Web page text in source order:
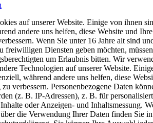
auf unserer Website. Einige von ihnen
andere uns helfen, diese Website und Ihre
Wenn Sie unter 16 Jahre alt sind
freiwilligen Diensten geben möchten,
um Erlaubnis bitten. Wir
Technologien auf unserer Website.
während andere uns helfen, diese
verbessern. Personenbezogene Daten
(z. B. IP-Adressen), z. B. für
oder Anzeigen- und Inhaltsmessung.
die Verwendung Ihrer Daten finden Sie in